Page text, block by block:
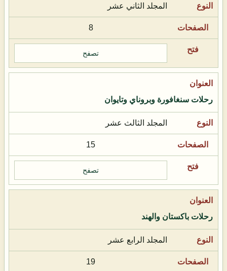
المجلد الثاني عشر
8
تصفح
رحلات سنغافورة وبروناي وتايوان
المجلد الثالث عشر
15
تصفح
رحلات باكستان والهند
المجلد الرابع عشر
19